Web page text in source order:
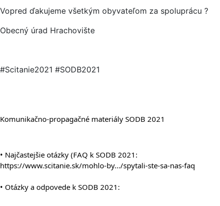
Vopred ďakujeme všetkým obyvateľom za spoluprácu ?
Obecný úrad Hrachovište
#Scitanie2021 #SODB2021
Komunikačno-propagačné materiály SODB 2021
https://www.scitanie.sk/mohlo-by.../spytali-ste-sa-nas-faq
• Otázky a odpovede k SODB 2021: